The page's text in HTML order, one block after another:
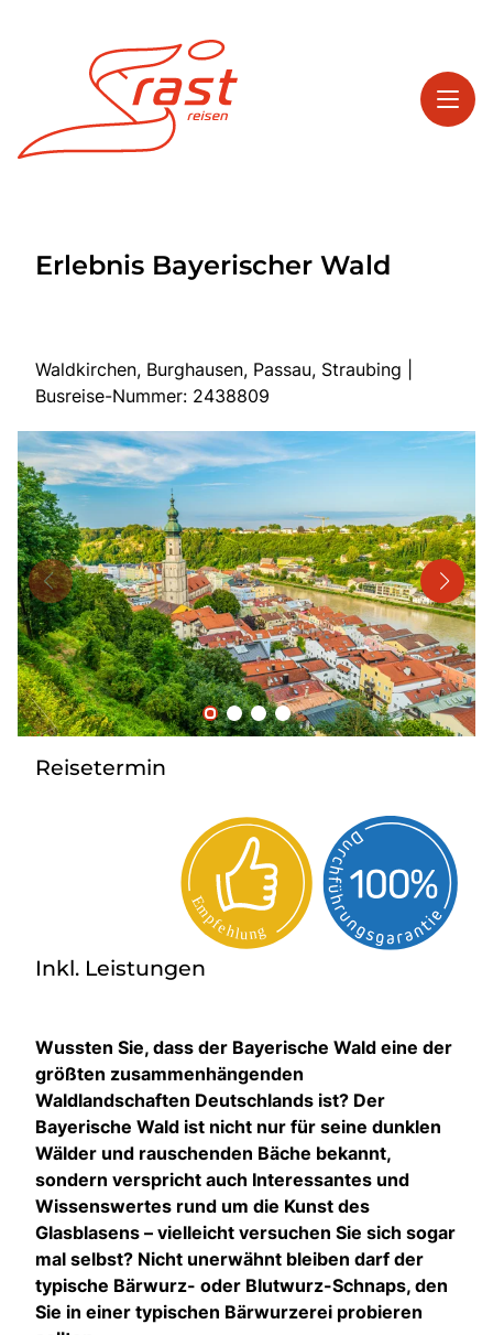
Highlights
Start
Tagesreisen
Mehrtagesreisen
Bus anmieten
Linienverkehr
Service
Kontakt
Erlebnis Bayerischer Wald
Waldkirchen, Burghausen, Passau, Straubing |
Busreise-Nummer: 2438809
Reisetermin
Inkl. Leistungen
Wussten Sie, dass der Bayerische Wald eine der
größten zusammenhängenden
Waldlandschaften Deutschlands ist? Der
Bayerische Wald ist nicht nur für seine dunklen
Wälder und rauschenden Bäche bekannt,
sondern verspricht auch Interessantes und
Wissenswertes rund um die Kunst des
Glasblasens – vielleicht versuchen Sie sich sogar
mal selbst? Nicht unerwähnt bleiben darf der
typische Bärwurz- oder Blutwurz-Schnaps, den
Sie in einer typischen Bärwurzerei probieren